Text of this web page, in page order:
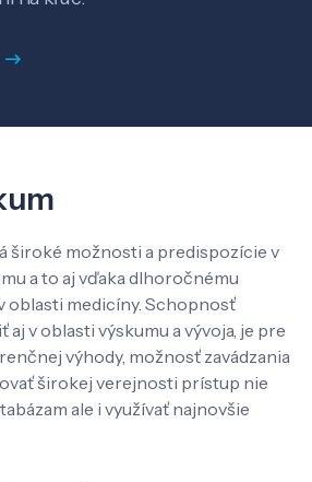
SK EN
široké možnosti a predispozície v
a to aj vďaka dlhoročnému
oblasti medicíny. Schopnosť
v oblasti výskumu a vývoja, je pre
výhody, možnosť zavádzania
širokej verejnosti prístup nie
ale i využívať najnovšie